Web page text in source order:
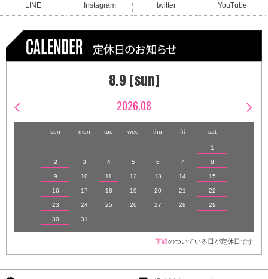
LINE Instagram twitter YouTube
8.9 [sun]
2026.08
sun mon tue wed thu fri sat
1
2 3 4 5 6 7 8
9 10 11 12 13 14 15
16 17 18 19 20 21 22
23 24 25 26 27 28 29
30 31
下線のついている日が定休日です